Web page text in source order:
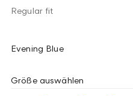
Regular fit
Evening Blue
Größe auswählen